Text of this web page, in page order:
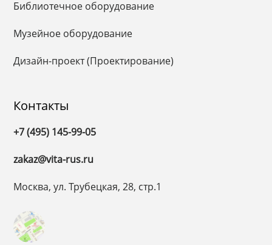
Библиотечное оборудование
Музейное оборудование
Дизайн-проект (Проектирование)
Контакты
+7 (495) 145-99-05
zakaz@vita-rus.ru
Москва, ул. Трубецкая, 28, стр.1